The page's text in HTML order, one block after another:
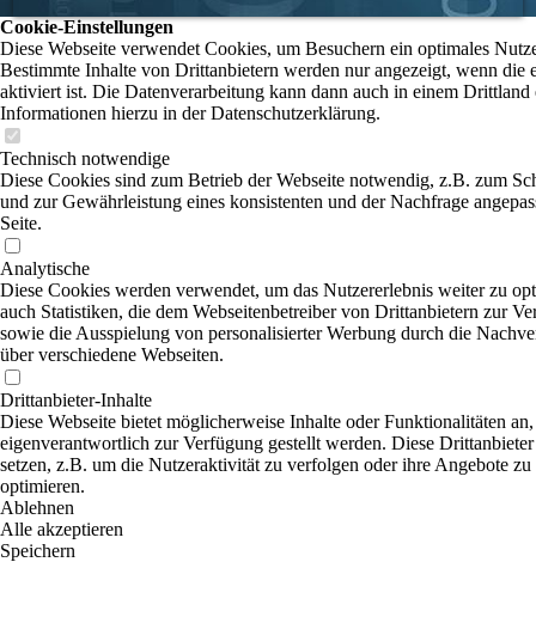
Cookie-Einstellungen
Diese Webseite verwendet Cookies, um Besuchern ein optimales
Bestimmte Inhalte von Drittanbietern werden nur angezeigt, wenn die
aktiviert ist. Die Datenverarbeitung kann dann auch in einem Drittland
Informationen hierzu in der Datenschutzerklärung.
Technisch notwendige
Diese Cookies sind zum Betrieb der Webseite notwendig, z.B. zum
und zur Gewährleistung eines konsistenten und der Nachfrage
Seite.
Analytische
Diese Cookies werden verwendet, um das Nutzererlebnis weiter zu
auch Statistiken, die dem Webseitenbetreiber von Drittanbietern zur
sowie die Ausspielung von personalisierter Werbung durch die
über verschiedene Webseiten.
Drittanbieter-Inhalte
Diese Webseite bietet möglicherweise Inhalte oder Funktionalitäten
eigenverantwortlich zur Verfügung gestellt werden. Diese
setzen, z.B. um die Nutzeraktivität zu verfolgen oder ihre Angebote zu
optimieren.
Ablehnen
Alle akzeptieren
Speichern